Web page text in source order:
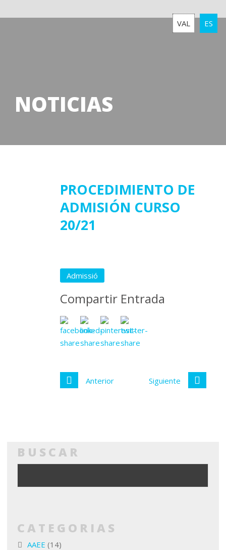
VAL ES
NOTICIAS
PROCEDIMIENTO DE
ADMISIÓN CURSO
20/21
Admissió
Compartir Entrada
Anterior Siguiente
BUSCAR
CATEGORIAS
AAEE (14)